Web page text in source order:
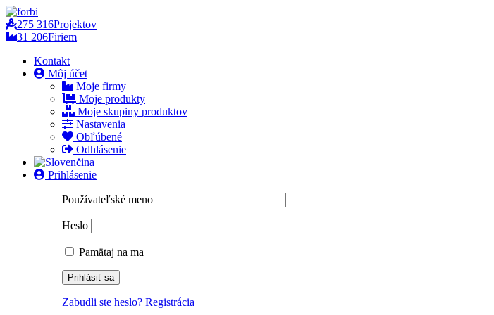
275 316Projektov
31 206Firiem
Kontakt
Môj účet
Moje firmy
Moje produkty
Moje skupiny produktov
Nastavenia
Obľúbené
Odhlásenie
Prihlásenie
Používateľské meno
Heslo
Pamätaj na ma
Zabudli ste heslo? Registrácia